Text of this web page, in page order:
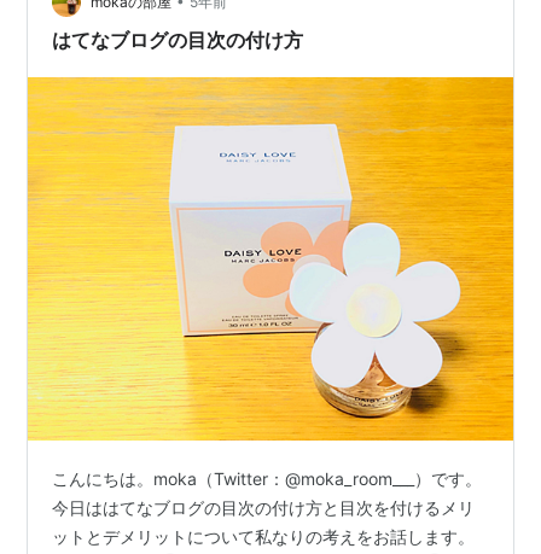
う事で、私も少しづつ見やすい、読みやすい、共感して
はてなブログの目次の付け方
こんにちは。moka（Twitter：@moka_room___）です。
今日ははてなブログの目次の付け方と目次を付けるメリ
ットとデメリットについて私なりの考えをお話します。